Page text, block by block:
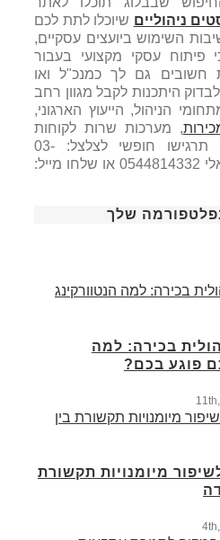
ניהוליים שיוכלו לתת לכם
השימוש ביועצים עסקיים,
פיתוח עסקי מקצועי בעבור
חשובים גם לך כמנכ"ל ואו
היתכנות לקבל מגוון רחב
הניהול, הייעוץ הארגוני,
, מערכות שרות לקוחות
באמצעות "מיקור חוץ". תרגישו חופשי לצלצל: 03-
שלך
בכירה: למה
פוגע בכם?
מיומנויות תקשורת